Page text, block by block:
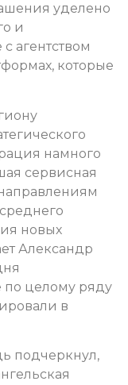
уделено
и
агентством
которые
намного
сервисная
новых
Александр
по целому ряду
в
подчеркнул,